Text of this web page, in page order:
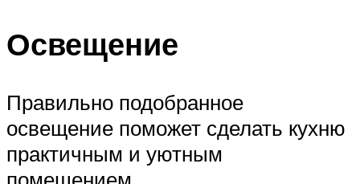
Освещение
Правильно подобранное
освещение поможет сделать кухню
практичным и уютным